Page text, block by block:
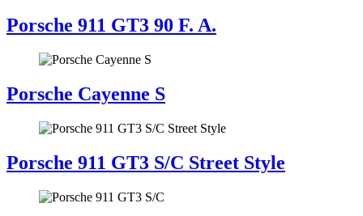
Porsche 911 GT3 90 F. A.
Porsche Cayenne S
Porsche 911 GT3 S/C Street Style